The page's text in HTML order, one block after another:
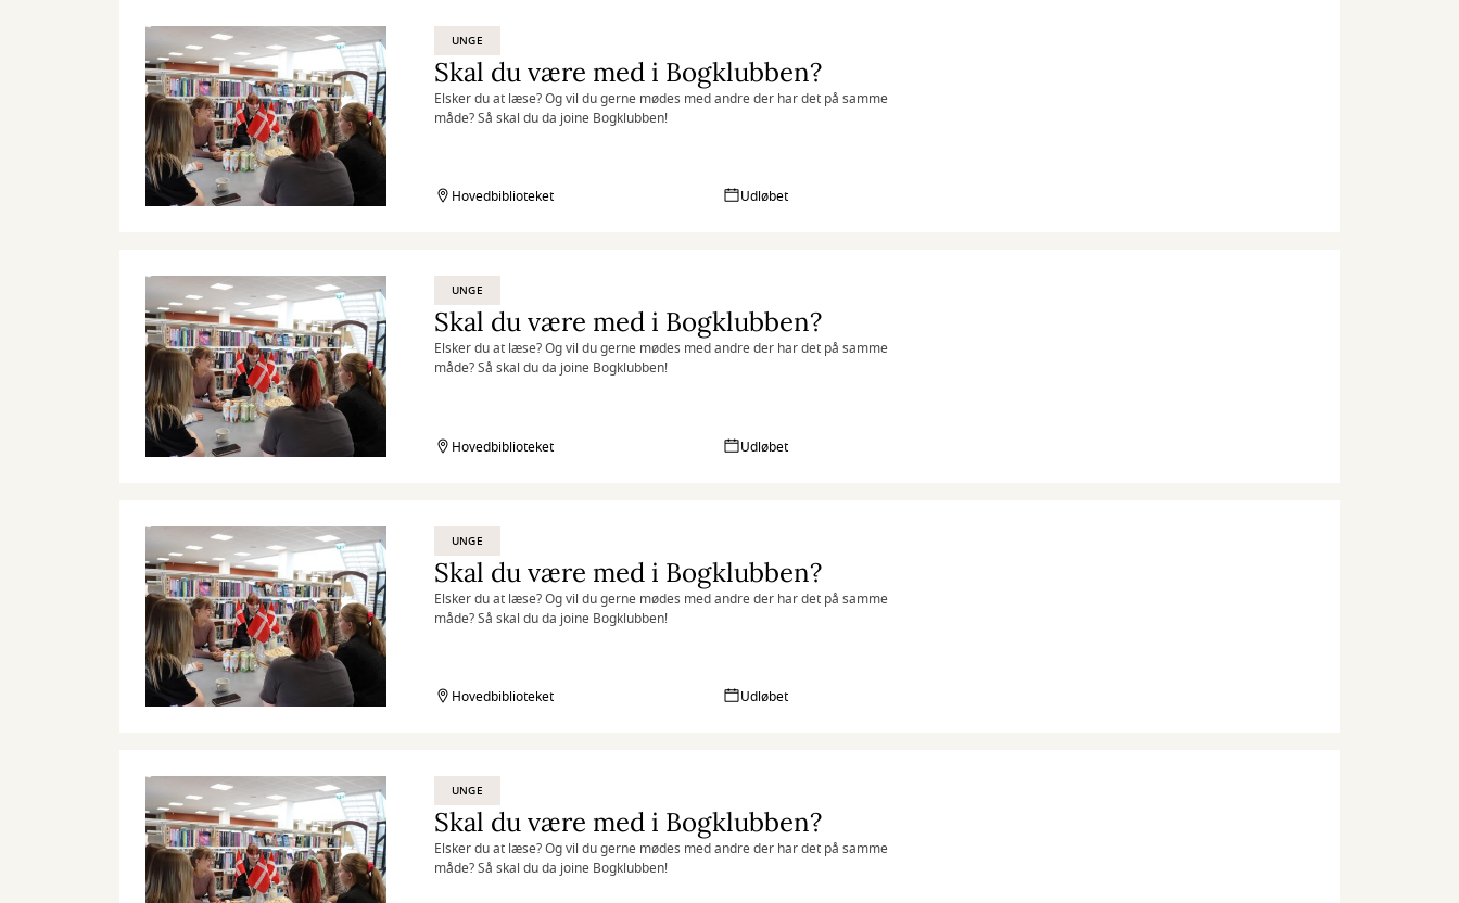
UNGE
Skal du være med i Bogklubben?
Elsker du at læse? Og vil du gerne mødes med andre der har det på samme
måde? Så skal du da joine Bogklubben!
Hovedbiblioteket Udløbet
UNGE
Skal du være med i Bogklubben?
Elsker du at læse? Og vil du gerne mødes med andre der har det på samme
måde? Så skal du da joine Bogklubben!
Hovedbiblioteket Udløbet
UNGE
Skal du være med i Bogklubben?
Elsker du at læse? Og vil du gerne mødes med andre der har det på samme
måde? Så skal du da joine Bogklubben!
Hovedbiblioteket Udløbet
UNGE
Skal du være med i Bogklubben?
Elsker du at læse? Og vil du gerne mødes med andre der har det på samme
måde? Så skal du da joine Bogklubben!